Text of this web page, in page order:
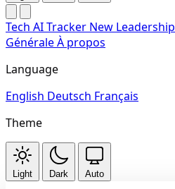
Tech AI Tracker New Leadership
GénéraleÀ propos
Language
English Deutsch Français
Theme
Light Dark Auto